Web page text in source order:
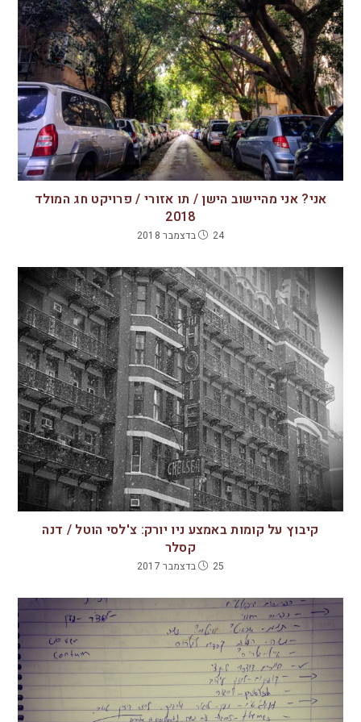
אני? אני מהיישוב הישן / תו אזורי / פרויקט חג המולד
2018
24 בדצמבר 2018
קיבוץ על קומות באמצע ניו יורק: צ'לסי הוטל / דנה
קסלר
25 בדצמבר 2017